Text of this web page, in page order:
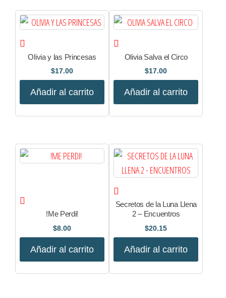
Olivia y las Princesas
$17.00
Añadir al carrito
Olivia Salva el Circo
$17.00
Añadir al carrito
!Me Perdi!
$8.00
Añadir al carrito
Secretos de la Luna Llena
2 – Encuentros
$20.15
Añadir al carrito